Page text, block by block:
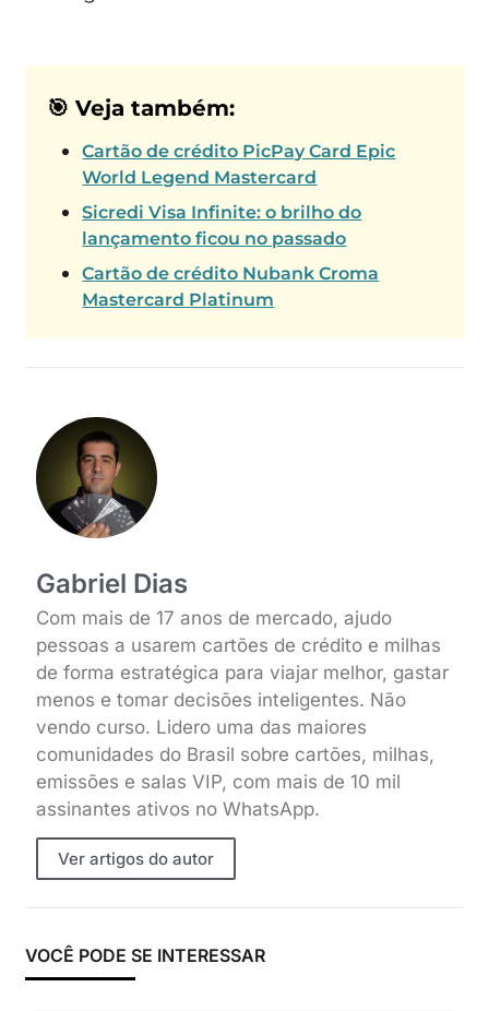
🎯 Veja também:
Cartão de crédito PicPay Card Epic
World Legend Mastercard
Sicredi Visa Infinite: o brilho do
lançamento ficou no passado
Cartão de crédito Nubank Croma
Mastercard Platinum
Gabriel Dias
Com mais de 17 anos de mercado, ajudo
pessoas a usarem cartões de crédito e milhas
de forma estratégica para viajar melhor, gastar
menos e tomar decisões inteligentes. Não
vendo curso. Lidero uma das maiores
comunidades do Brasil sobre cartões, milhas,
emissões e salas VIP, com mais de 10 mil
assinantes ativos no WhatsApp.
Ver artigos do autor
VOCÊ PODE SE INTERESSAR